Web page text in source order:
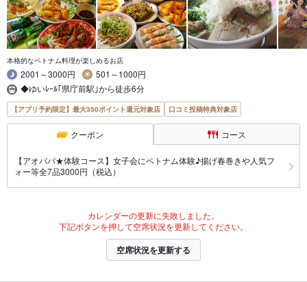
本格的なベトナム料理が楽しめるお店
2001～3000円
501～1000円
◆ゆいﾚｰﾙ｢県庁前駅｣から徒歩6分
【アプリ予約限定】最大350ポイント還元対象店 口コミ投稿特典対象店
クーポン コース
【アオババ★体験コース】女子会にベトナム体験♪揚げ春巻きや人気フ
ォー等全7品3000円（税込）
カレンダーの更新に失敗しました。
下記ボタンを押して空席状況を更新してください。
空席状況を更新する